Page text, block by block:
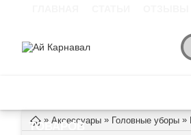
ТОВАРОВ
» Аксессуары » Головные уборы »